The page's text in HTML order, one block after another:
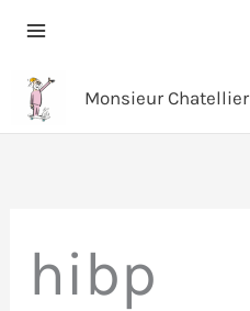
Monsieur Chatellier
hibp